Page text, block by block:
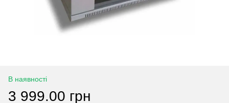
В наявності
3 999.00 грн